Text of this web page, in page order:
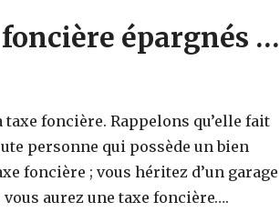
épargnés …
foncière. Rappelons qu’elle fait
personne qui possède un bien
foncière ; vous héritez d’un garage
aurez une taxe foncière….